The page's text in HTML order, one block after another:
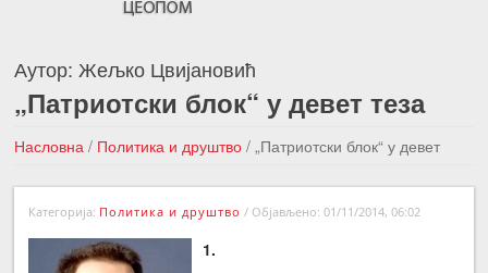
Аутор: Жељко Цвијановић
„Патриотски блок“ у девет теза
Насловна / Политика и друштво / „Патриотски блок“ у девет
теза
←Претходна вест
Следећа вест →
Категорија: Политика и друштво / Објављено: 01/11/2014, 06:02
1.